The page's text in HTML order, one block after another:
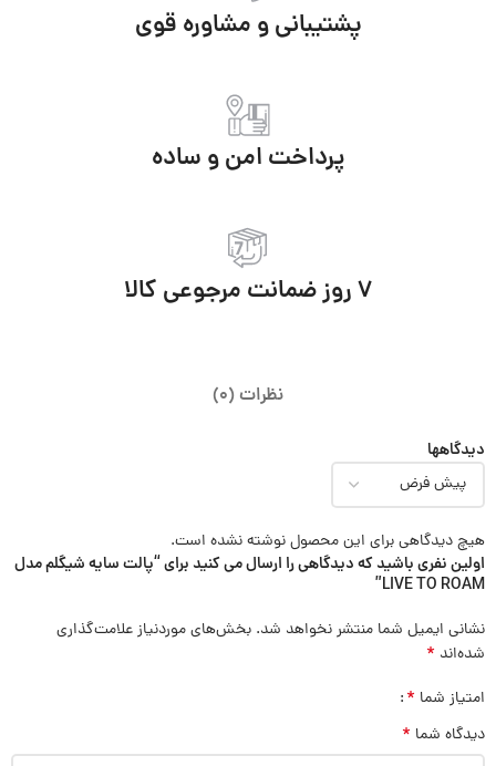
پشتیبانی و مشاوره قوی
پرداخت امن و ساده
7 روز ضمانت مرجوعی کالا
نظرات (0)
دیدگاهها
هیچ دیدگاهی برای این محصول نوشته نشده است.
اولین نفری باشید که دیدگاهی را ارسال می کنید برای “پالت سایه شیگلم مدل
LIVE TO ROAM”
نشانی ایمیل شما منتشر نخواهد شد. بخش‌های موردنیاز علامت‌گذاری
شده‌اند *
امتیاز شما *
دیدگاه شما *